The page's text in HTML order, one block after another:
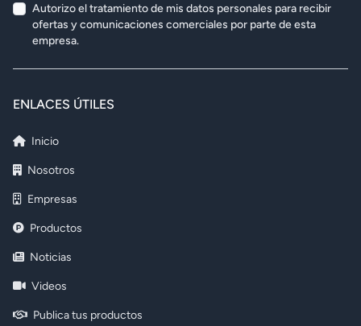
Autorizo el tratamiento de mis datos personales para recibir
ofertas y comunicaciones comerciales por parte de esta
empresa.
ENLACES ÚTILES
Inicio
Nosotros
Empresas
Productos
Noticias
Videos
Publica tus productos